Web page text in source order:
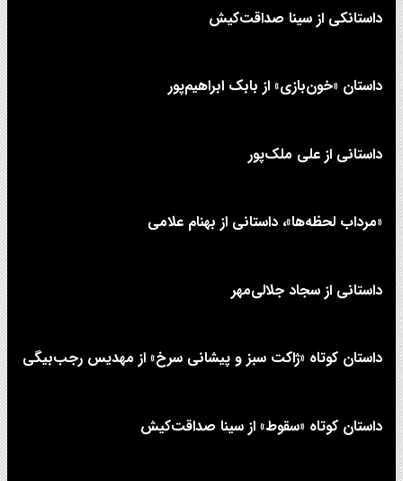
داستانکی از سینا صداقت‌کیش
داستان «خون‌بازی» از بابک ابراهیم‌پور
داستانی از علی‌ ملک‌پور
«مرداب لحظه‌ها»، داستانی از بهنام علامی
داستانی از سجاد جلالی‌مهر
داستان کوتاه «ژاکت سبز و پیشانی سرخ» از مهدیس رجب‌بیگی
داستان کوتاه «سقوط» از سینا صداقت‌کیش